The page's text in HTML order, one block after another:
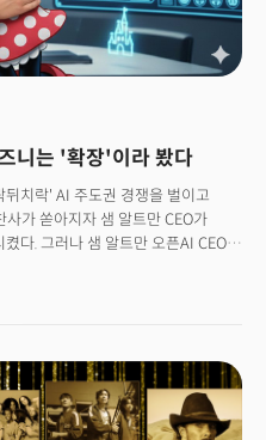
니는 '확장'이라 봤다
치락' AI 주도권 경쟁을 벌이고
가 쏟아지자 샘 알트만 CEO가
다. 그러나 샘 알트만 오픈AI CEO의
파벳 주가가 2% 하락하는 등
체가 달라지고 있다. 기업별 AI
사업과 AI 전략이 충돌하는
수익으로 충당해야 하는 취약한
자 과열에 대한 시장의 피로감은